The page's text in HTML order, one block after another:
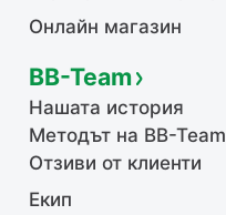
Онлайн магазин
BB-Team
Нашата история
Методът на BB-Team
Отзиви от клиенти
Екип